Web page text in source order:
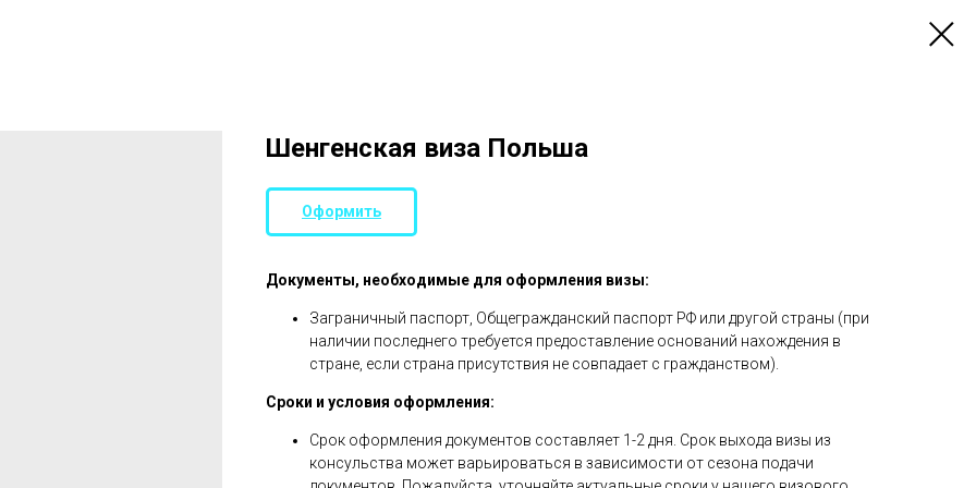
Шенгенская виза Польша
Оформить
Документы, необходимые для оформления визы:
Заграничный паспорт, Общегражданский паспорт РФ или другой страны (при
наличии последнего требуется предоставление оснований нахождения в
стране, если страна присутствия не совпадает с гражданством).
Сроки и условия оформления:
Срок оформления документов составляет 1-2 дня. Срок выхода визы из
консульства может варьироваться в зависимости от сезона подачи